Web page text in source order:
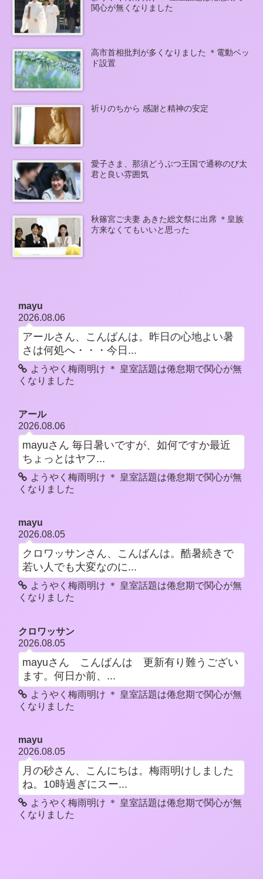
関心が無くなりました
高市首相批判が多くなりました ＊電動ベッ
ド設置
祈りのちから 感謝と精神の安定
愛子さま、那須どうぶつ王国で通称のび太
君と良い雰囲気
秋篠宮ご夫妻 あきた総文祭に出席 ＊皇族
方来なくてもいいと思った
mayu
2026.08.06
アールさん、こんばんは。昨日の心地よい暑
さは何処へ・・・今日...
ようやく梅雨明け ＊ 皇室話題は倦怠期で関心が無
くなりました
アール
2026.08.06
mayuさん 毎日暑いですが、如何ですか最近
ちょっとはヤフ...
ようやく梅雨明け ＊ 皇室話題は倦怠期で関心が無
くなりました
mayu
2026.08.05
クロワッサンさん、こんばんは。酷暑続きで
若い人でも大変なのに...
ようやく梅雨明け ＊ 皇室話題は倦怠期で関心が無
くなりました
クロワッサン
2026.08.05
mayuさん こんばんは 更新有り難うござい
ます。何日か前、...
ようやく梅雨明け ＊ 皇室話題は倦怠期で関心が無
くなりました
mayu
2026.08.05
月の砂さん、こんにちは。梅雨明けしました
ね。10時過ぎにスー...
ようやく梅雨明け ＊ 皇室話題は倦怠期で関心が無
くなりました